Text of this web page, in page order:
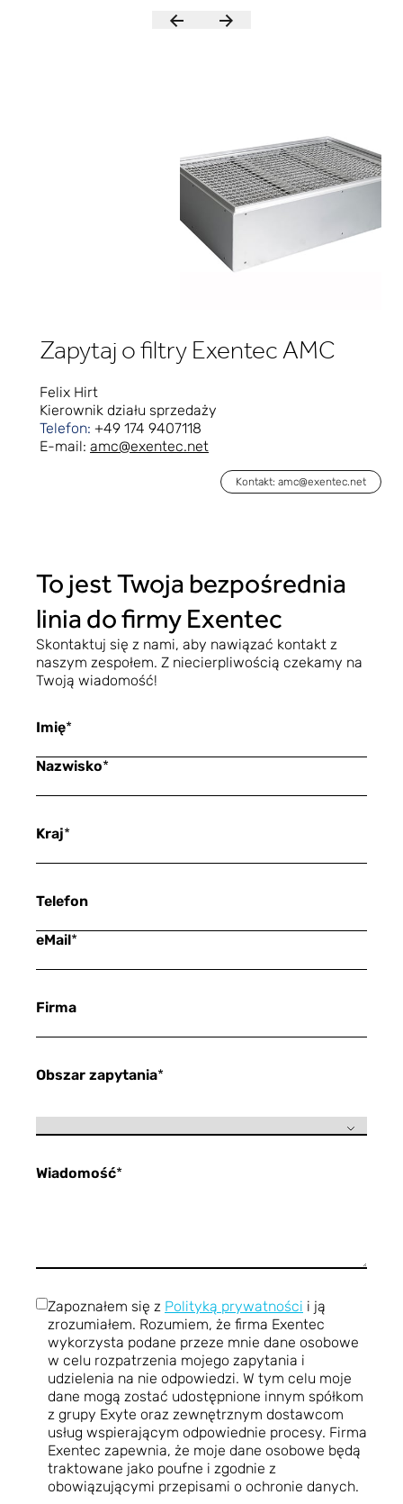
Zapytaj o filtry Exentec AMC
Felix Hirt
Kierownik działu sprzedaży
Telefon: +49 174 9407118
E-mail: amc@exentec.net
Kontakt: amc@exentec.net
To jest Twoja bezpośrednia
linia do firmy Exentec
Skontaktuj się z nami, aby nawiązać kontakt z
naszym zespołem. Z niecierpliwością czekamy na
Twoją wiadomość!
Imię*
Nazwisko*
Kraj*
Telefon
eMail*
Firma
Obszar zapytania*
Wiadomość*
Zapoznałem się z Polityką prywatności i ją
zrozumiałem. Rozumiem, że firma Exentec
wykorzysta podane przeze mnie dane osobowe
w celu rozpatrzenia mojego zapytania i
udzielenia na nie odpowiedzi. W tym celu moje
dane mogą zostać udostępnione innym spółkom
z grupy Exyte oraz zewnętrznym dostawcom
usług wspierającym odpowiednie procesy. Firma
Exentec zapewnia, że moje dane osobowe będą
traktowane jako poufne i zgodnie z
obowiązującymi przepisami o ochronie danych.